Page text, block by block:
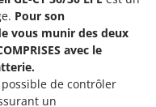
Pour son
vous munir des deux
avec le
de contrôler
un